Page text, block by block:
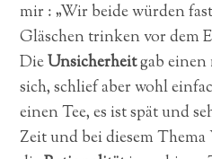
mir : „Wir beide würden
Gläschen trinken vor dem
DieUnsicherheitgab einen
sich, schlief aber wohl
einen Tee, es ist spät und
Zeit und bei diesem